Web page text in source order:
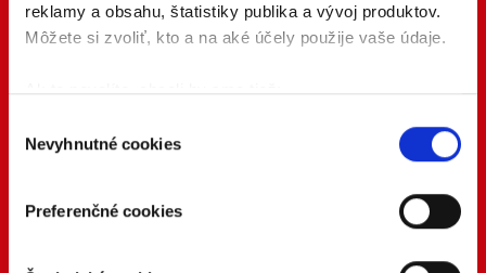
reklamy a obsahu, štatistiky publika a vývoj produktov.
Môžete si zvoliť, kto a na aké účely použije vaše údaje.
Ak to povolíte, chceli by sme tiež:
polohe s presnosťou na niekoľko metrov
skenovaním konkrétnych charakteristík (odtlačky
prstov).
súhlasu
Nevyhnutné cookies
Preferenčné cookies